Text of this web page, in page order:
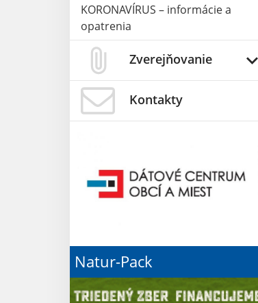
KORONAVÍRUS – informácie a
opatrenia
Zverejňovanie
Kontakty
Natur-Pack
05. JÚN 2025
Vyhlásenie mimoriadnej
situácie spôsobenej
nežiadúcim výskytom
medveďa hnedého